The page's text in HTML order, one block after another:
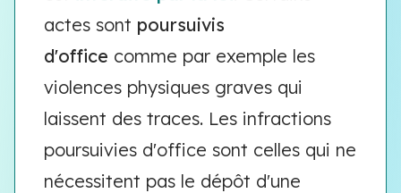
actes sont poursuivis
d'office comme par exemple les
violences physiques graves qui
laissent des traces. Les infractions
poursuivies d'office sont celles qui ne
nécessitent pas le dépôt d'une